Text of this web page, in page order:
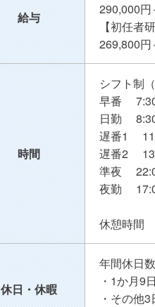
給与
290,000円
【初任者
269,800円
時間
シフト制
早番
日勤
遅番1
遅番2
準夜
夜勤
休憩時間
休日・休暇
年間休日
・1か月9
・その他